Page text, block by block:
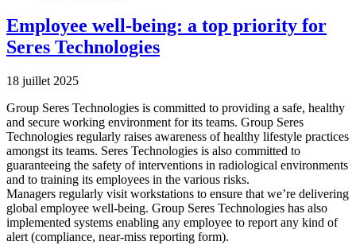
Employee well-being: a top priority for
Seres Technologies
18 juillet 2025
Group Seres Technologies is committed to providing a safe, healthy
and secure working environment for its teams. Group Seres
Technologies regularly raises awareness of healthy lifestyle practices
amongst its teams. Seres Technologies is also committed to
guaranteeing the safety of interventions in radiological environments
and to training its employees in the various risks.
Managers regularly visit workstations to ensure that we’re delivering
global employee well-being. Group Seres Technologies has also
implemented systems enabling any employee to report any kind of
alert (compliance, near-miss reporting form).